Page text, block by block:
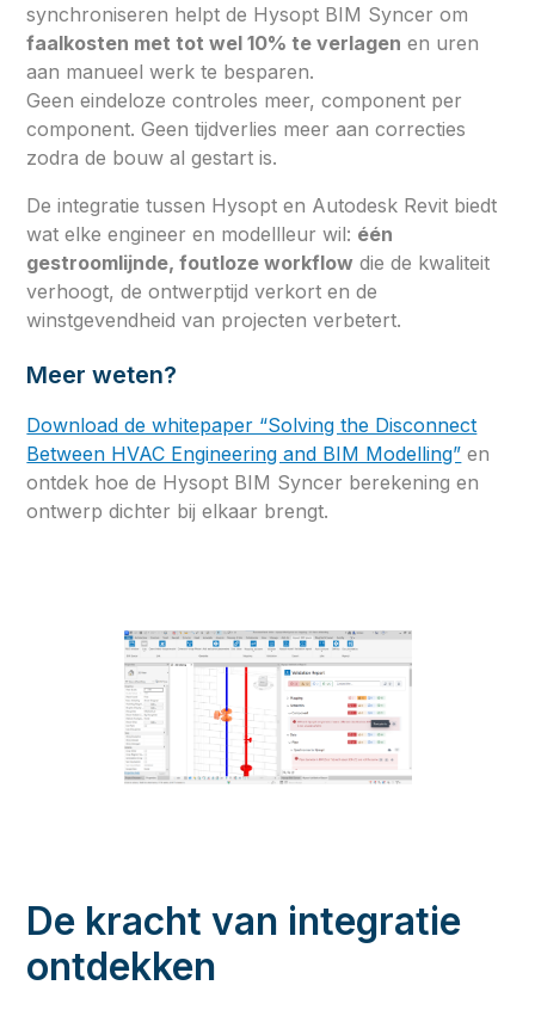
synchroniseren helpt de Hysopt BIM Syncer om
faalkosten met tot wel 10% te verlagen en uren
aan manueel werk te besparen.
Geen eindeloze controles meer, component per
component. Geen tijdverlies meer aan correcties
zodra de bouw al gestart is.
De integratie tussen Hysopt en Autodesk Revit biedt
wat elke engineer en modellleur wil: één
gestroomlijnde, foutloze workflow die de kwaliteit
verhoogt, de ontwerptijd verkort en de
winstgevendheid van projecten verbetert.
Meer weten?
Download de whitepaper “Solving the Disconnect
Between HVAC Engineering and BIM Modelling” en
ontdek hoe de Hysopt BIM Syncer berekening en
ontwerp dichter bij elkaar brengt.
De kracht van integratie
ontdekken